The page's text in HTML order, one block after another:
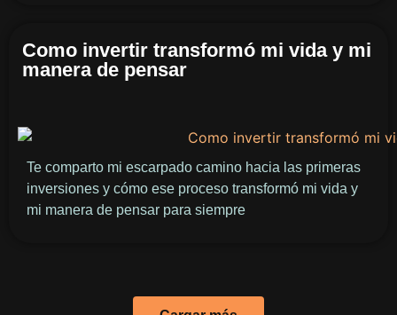
Como invertir transformó mi vida y mi
manera de pensar
Te comparto mi escarpado camino hacia las primeras
inversiones y cómo ese proceso transformó mi vida y
mi manera de pensar para siempre